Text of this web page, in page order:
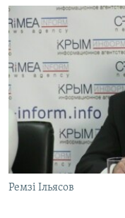
пошуку
ІНТЕРВ'Ю
ВСЕ ЗА ДЕНЬ
СПЕЦПРОЕКТИ
ДЕПОРТАЦІЯ
ВІДЕОУРОКИ «ELIFBE»
СВІДЧЕННЯ ОКУПАЦІЇ
УКРАЇНСЬКА
ІНФОГРАФІКА
ЯК ОБІЙТИ
Русский
Qırımtatar
ДОЛУЧАЙСЯ!
Ремзі Ільясов